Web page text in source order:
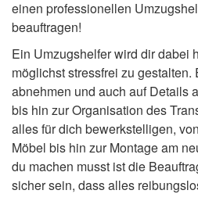
einen professionellen
beauftragen!
Ein Umzugshelfer wird dir dabei
möglichst stressfrei zu
abnehmen und auch auf Details
bis hin zur Organisation des
alles für dich bewerkstelligen,
Möbel bis hin zur Montage am
du machen musst ist die
sicher sein, dass alles